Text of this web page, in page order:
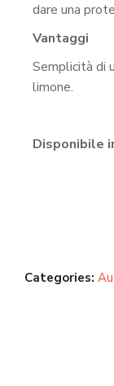
dare una
Vantaggi
Semplicità di
limone.
Disponibile
Categories: